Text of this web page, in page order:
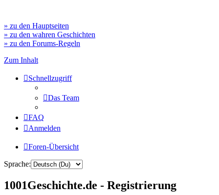
» zu den Hauptseiten
» zu den wahren Geschichten
» zu den Forums-Regeln
Zum Inhalt
Schnellzugriff
Das Team
FAQ
Anmelden
Foren-Übersicht
Sprache:
1001Geschichte.de - Registrierung